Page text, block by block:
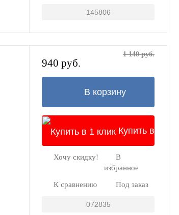
145806
940 руб.
1 140 руб.
В корзину
Купить в
1 клик
Хочу скидку!
В
избранное
К сравнению Под заказ
072835